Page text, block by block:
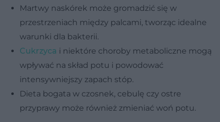
Martwy naskórek może gromadzić się w
przestrzeniach między palcami, tworząc idealne
warunki dla bakterii.
Cukrzyca i niektóre choroby metaboliczne mogą
wpływać na skład potu i powodować
intensywniejszy zapach stóp.
Dieta bogata w czosnek, cebulę czy ostre
przyprawy może również zmieniać woń potu.